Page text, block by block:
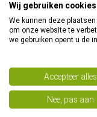
Wij gebruiken cookies
We kunnen deze
om onze website te
we gebruiken opent u de
Accepteer alles
Nee, pas aan